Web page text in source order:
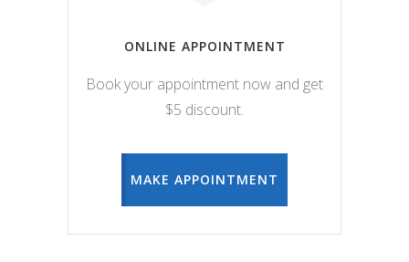
ONLINE APPOINTMENT
Book your appointment now and get
$5 discount.
MAKE APPOINTMENT